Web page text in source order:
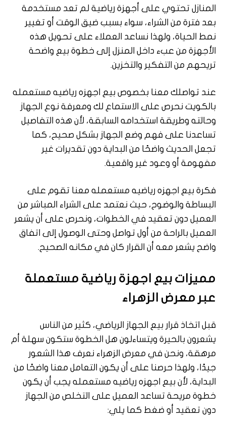
المنازل تحتوي على أجهزة رياضية لم تعد مستخدمة
بعد فترة من الشراء، سواء بسبب ضيق الوقت أو تغيير
نمط الحياة، ولهذا نساعد العملاء على تحويل هذه
الأجهزة من عبء داخل المنزل إلى خطوة بيع واضحة
تريحهم من التفكير والتخزين.
عند تواصلك معنا بخصوص بيع اجهزه رياضيه مستعمله
بالكويت نحرص على الاستماع لك ومعرفة نوع الجهاز
وحالته وطريقة استخدامه السابقة، لأن هذه التفاصيل
تساعدنا على فهم وضع الجهاز بشكل صحيح، كما
تجعل الحديث واضحًا من البداية دون تقديرات غير
مفهومة أو وعود غير واقعية.
فكرة بيع اجهزه رياضيه مستعمله معنا تقوم على
البساطة والوضوح، حيث نعتمد على الشراء المباشر من
العميل دون تعقيد في الخطوات، ونحرص على أن يشعر
العميل بالراحة من أول تواصل وحتى الوصول إلى اتفاق
واضح يشعر معه أن القرار كان في مكانه الصحيح.
مميزات بيع اجهزة رياضية مستعملة
عبر معرض الزهراء
قبل اتخاذ قرار بيع الجهاز الرياضي، كثير من الناس
يشعرون بالحيرة ويتساءلون هل الخطوة ستكون سهلة أم
مرهقة، ونحن في معرض الزهراء نعرف هذا الشعور
جيدًا، ولهذا حرصنا على أن يكون التعامل معنا واضحًا من
البداية، لأن بيع اجهزه رياضيه مستعمله يجب أن يكون
خطوة مريحة تساعد العميل على التخلص من الجهاز
دون تعقيد أو ضغط كما يلي: